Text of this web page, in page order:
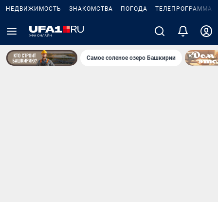
НЕДВИЖИМОСТЬ ЗНАКОМСТВА ПОГОДА ТЕЛЕПРОГРАММА
Самое соленое озеро Башкирии